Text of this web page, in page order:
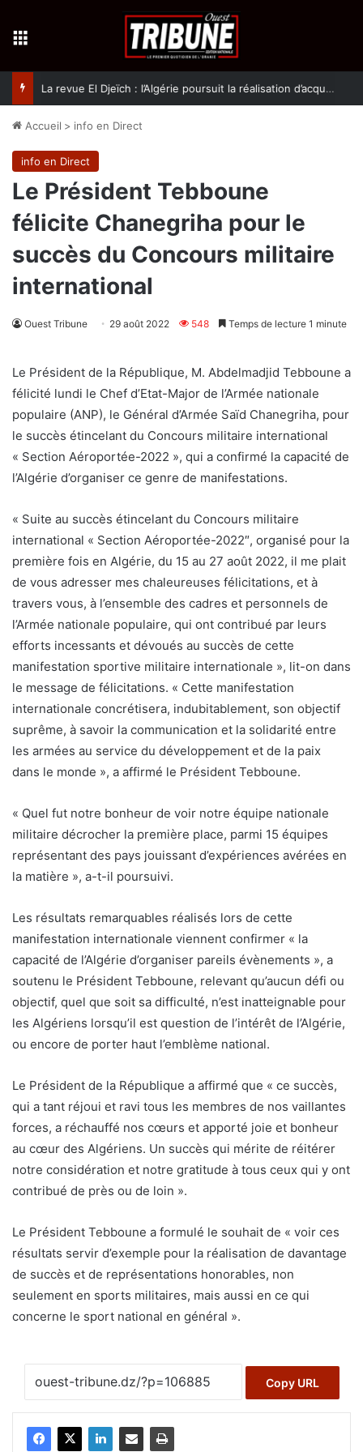
La revue El Djeïch : l’Algérie poursuit la réalisation d’acquis qualitatifs et historiques dans un climat de sécurité et de stabilité
Accueil > info en Direct
info en Direct
Le Président Tebboune
félicite Chanegriha pour le
succès du Concours militaire
international
Ouest Tribune 29 août 2022 548 Temps de lecture 1 minute
Le Président de la République, M. Abdelmadjid Tebboune a
félicité lundi le Chef d’Etat-Major de l’Armée nationale
populaire (ANP), le Général d’Armée Saïd Chanegriha, pour
le succès étincelant du Concours militaire international
« Section Aéroportée-2022 », qui a confirmé la capacité de
l’Algérie d’organiser ce genre de manifestations.
« Suite au succès étincelant du Concours militaire
international « Section Aéroportée-2022″, organisé pour la
première fois en Algérie, du 15 au 27 août 2022, il me plait
de vous adresser mes chaleureuses félicitations, et à
travers vous, à l’ensemble des cadres et personnels de
l’Armée nationale populaire, qui ont contribué par leurs
efforts incessants et dévoués au succès de cette
manifestation sportive militaire internationale », lit-on dans
le message de félicitations. « Cette manifestation
internationale concrétisera, indubitablement, son objectif
suprême, à savoir la communication et la solidarité entre
les armées au service du développement et de la paix
dans le monde », a affirmé le Président Tebboune.
« Quel fut notre bonheur de voir notre équipe nationale
militaire décrocher la première place, parmi 15 équipes
représentant des pays jouissant d’expériences avérées en
la matière », a-t-il poursuivi.
Les résultats remarquables réalisés lors de cette
manifestation internationale viennent confirmer « la
capacité de l’Algérie d’organiser pareils évènements », a
soutenu le Président Tebboune, relevant qu’aucun défi ou
objectif, quel que soit sa difficulté, n’est inatteignable pour
les Algériens lorsqu’il est question de l’intérêt de l’Algérie,
ou encore de porter haut l’emblème national.
Le Président de la République a affirmé que « ce succès,
qui a tant réjoui et ravi tous les membres de nos vaillantes
forces, a réchauffé nos cœurs et apporté joie et bonheur
au cœur des Algériens. Un succès qui mérite de réitérer
notre considération et notre gratitude à tous ceux qui y ont
contribué de près ou de loin ».
Le Président Tebboune a formulé le souhait de « voir ces
résultats servir d’exemple pour la réalisation de davantage
de succès et de représentations honorables, non
seulement en sports militaires, mais aussi en ce qui
concerne le sport national en général ».
Copy URL